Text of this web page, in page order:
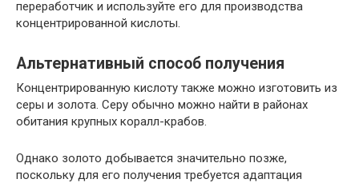
переработчик и используйте его для производства
концентрированной кислоты.
Альтернативный способ получения
Концентрированную кислоту также можно изготовить из
серы и золота. Серу обычно можно найти в районах
обитания крупных коралл-крабов.
Однако золото добывается значительно позже,
поскольку для его получения требуется адаптация